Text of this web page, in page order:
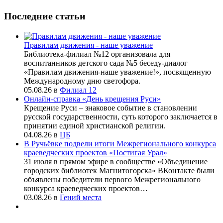
Последние статьи
Правилам движения - наше уважение
Библиотека-филиал №12 организовала для
воспитанников детского сада №5 беседу-диалог
«Правилам движения-наше уважение!», посвященную
Международному дню светофора.
05.08.26 в Филиал 12
Онлайн-справка «День крещения Руси»
Крещение Руси – знаковое событие в становлении
русской государственности, суть которого заключается в
принятии единой христианской религии.
04.08.26 в ЦБ
В Ручьёвке подвели итоги Межрегионального конкурса
краеведческих проектов «Постигая Урал»
31 июля в прямом эфире в сообществе «Объединение
городских библиотек Магнитогорска» ВКонтакте были
объявлены победители первого Межрегионального
конкурса краеведческих проектов…
03.08.26 в Гений места